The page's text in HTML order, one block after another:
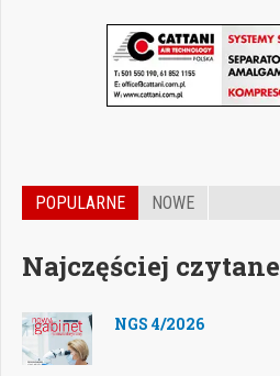
POPULARNE NOWE
Najczęściej czytane
NGS 4/2026